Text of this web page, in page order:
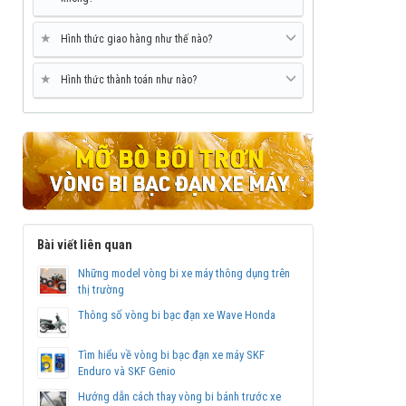
★ Hình thức giao hàng như thế nào?
★ Hình thức thành toán như nào?
Bài viết liên quan
Những model vòng bi xe máy thông dụng trên
thị trường
Thông số vòng bi bạc đạn xe Wave Honda
Tìm hiểu về vòng bi bạc đạn xe máy SKF
Enduro và SKF Genio
Hướng dẫn cách thay vòng bi bánh trước xe